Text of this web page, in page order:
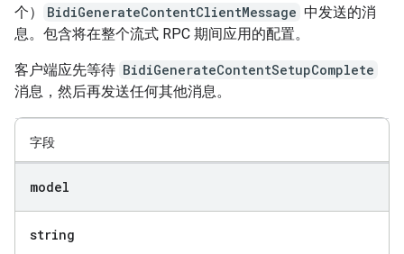
个）
BidiGenerateContentClientMessage 中发送的消
息。包含将在整个流式 RPC 期间应用的配置。
客户端应先等待 BidiGenerateContentSetupComplete
消息，然后再发送任何其他消息。
字段
model
string